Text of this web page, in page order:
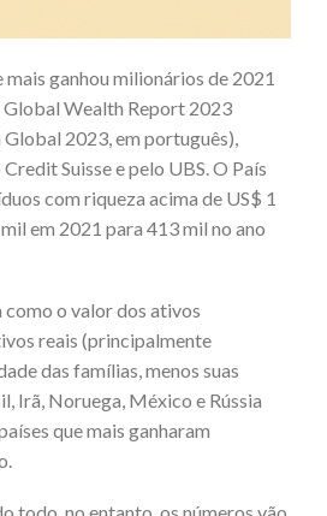
ganhou milionários de 2021
Global Wealth Report 2023
2023, em português),
Suisse e pelo UBS. O País
com riqueza acima de US$ 1
em 2021 para 413 mil no ano
o valor dos ativos
reais (principalmente
das famílias, menos suas
Irã, Noruega, México e Rússia
que mais ganharam